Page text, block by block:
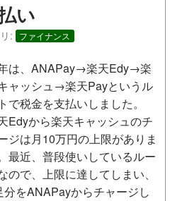
い
: ファイナンス
は、ANAPay→楽天Edy→楽
ャッシュ→楽天Payというル
で税金を支払いしました。
Edyから楽天キャッシュのチ
ジは月10万円の上限がありま
最近、普段使いしているルー
ので、上限に達してしまい、
をANAPayからチャージし